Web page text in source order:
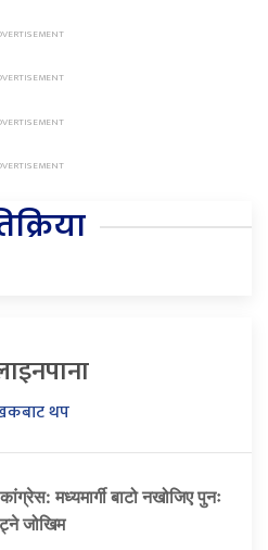
थप
मध्यमार्गी बाटो नखोजिए पुनः
जोखिम